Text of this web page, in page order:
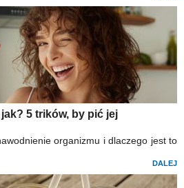
5 trików, by pić jej
organizmu i dlaczego jest to
DALEJ